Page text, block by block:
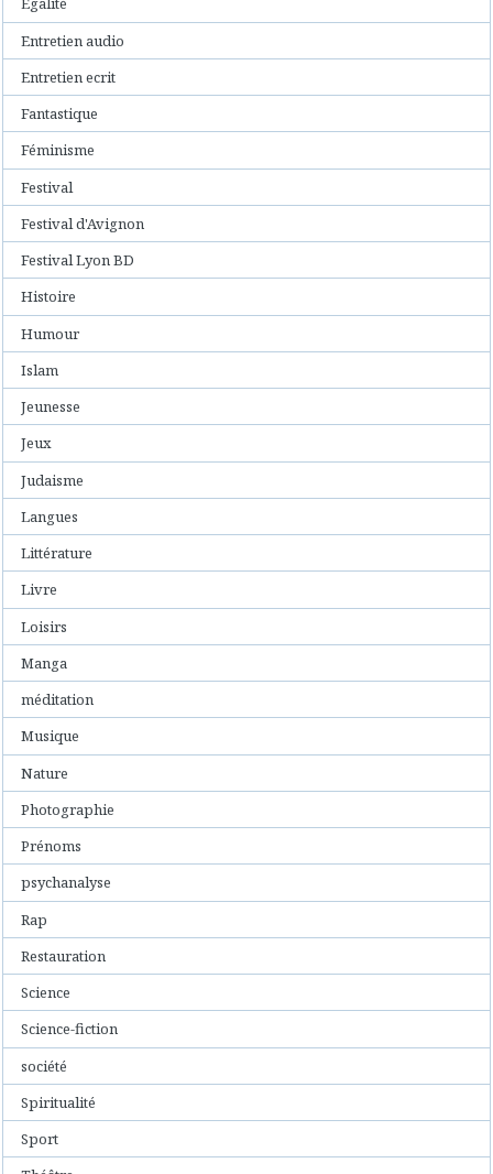
Entretien audio
Entretien ecrit
Fantastique
Féminisme
Festival
Festival d'Avignon
Festival Lyon BD
Histoire
Humour
Islam
Jeunesse
Jeux
Judaisme
Langues
Littérature
Livre
Loisirs
Manga
méditation
Musique
Nature
Photographie
Prénoms
psychanalyse
Rap
Restauration
Science
Science-fiction
société
Spiritualité
Sport